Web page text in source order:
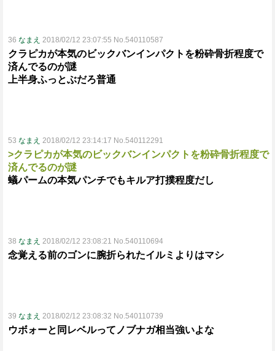
36 なまえ 2018/02/12 23:07:55 No.540110587
クラピカが本気のビックバンインパクトを粉砕骨折程度で
済んでるのが謎
上半身ふっとぶだろ普通
53 なまえ 2018/02/12 23:14:17 No.540112291
>クラピカが本気のビックバンインパクトを粉砕骨折程度で
済んでるのが謎
蟻パームの本気パンチでもキルア打撲程度だし
38 なまえ 2018/02/12 23:08:21 No.540110694
念覚える前のゴンに腕折られたイルミよりはマシ
39 なまえ 2018/02/12 23:08:32 No.540110739
ウボォーと同レベルってノブナガ相当強いよな